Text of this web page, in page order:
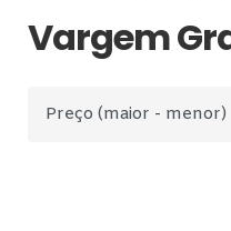
Vargem
Ordenar por